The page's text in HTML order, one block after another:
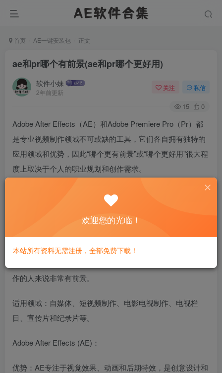
首页 AE一键安装包 正文
ae和pr哪个有前景(ae和pr哪个更好用)
软件小妹
2年前更新
关注 私信
15 0
Adobe After Effects（AE）和Adobe Premiere Pro（Pr）都
是专业视频制作领域不可或缺的工具，它们各自拥有独特的
应用领域和优势，因此“哪个更有前景”或“哪个更好用”很大程
度上取决于个人的职业规划和创作需求。
优势：Pr是一款专业的视频编辑软件，特别适合快速剪辑、
短片、电影和网络内容制作中非常流行。随着短视频和在线
作的人来说非常有前景。
适用领域：自媒体、短视频制作、电影电视制作、电视栏
目、宣传片和纪录片等。
Adobe After Effects (AE)：
优势：AE专注于视觉效果、动画和后期特效，是创意设计和
欢迎您的光临！
本站所有资料无需注册，全部免费下载！